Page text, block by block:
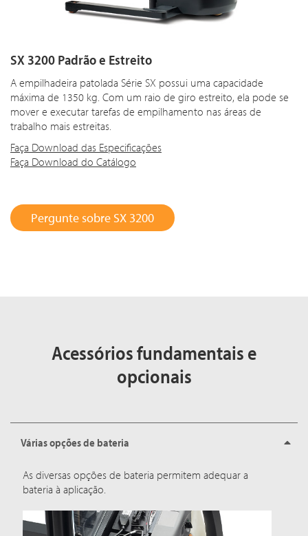
SX 3200 Padrão e Estreito
A empilhadeira patolada Série SX possui uma capacidade
máxima de 1350 kg. Com um raio de giro estreito, ela pode se
mover e executar tarefas de empilhamento nas áreas de
trabalho mais estreitas.
Faça Download das Especificações
Faça Download do Catálogo
Pergunte sobre SX 3200
Acessórios fundamentais e
opcionais
Várias opções de bateria
As diversas opções de bateria permitem adequar a
bateria à aplicação.